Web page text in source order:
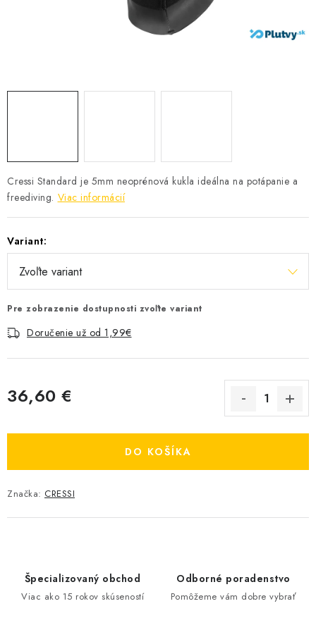
Cressi Standard je 5mm neoprénová kukla ideálna na potápanie a
freediving. Viac informácií
Variant:
Pre zobrazenie dostupnosti zvoľte variant
Doručenie už od 1,99€
36,60 €
DO KOŠÍKA
Značka: CRESSI
Špecializovaný obchod
Viac ako 15 rokov skúseností
Odborné poradenstvo
Pomôžeme vám dobre vybrať